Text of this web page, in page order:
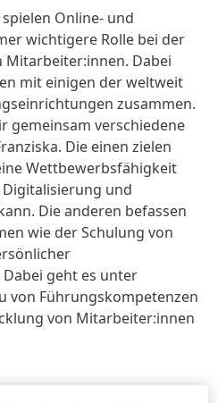
Online- und
wichtigere Rolle bei der
Dabei
mit einigen der weltweit
zusammen.
gemeinsam verschiedene
Die einen zielen
Wettbewerbsfähigkeit
und
Die anderen befassen
wie der Schulung von
geht es unter
von Führungskompetenzen
von Mitarbeiter:innen